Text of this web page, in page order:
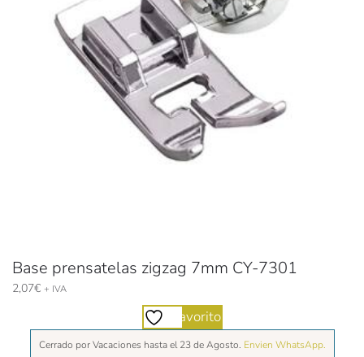
Base prensatelas zigzag 7mm CY-7301
2,07€ + IVA
Favorito
Cerrado por Vacaciones hasta el 23 de Agosto. Envien WhatsApp.